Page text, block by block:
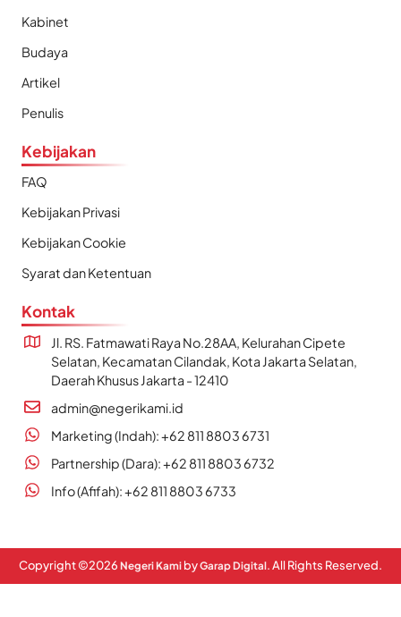
Kabinet
Budaya
Artikel
Penulis
Kebijakan
FAQ
Kebijakan Privasi
Kebijakan Cookie
Syarat dan Ketentuan
Kontak
Jl. RS. Fatmawati Raya No.28AA, Kelurahan Cipete
Selatan, Kecamatan Cilandak, Kota Jakarta Selatan,
Daerah Khusus Jakarta - 12410
admin@negerikami.id
Marketing (Indah): +62 811 8803 6731
Partnership (Dara): +62 811 8803 6732
Info (Afifah): +62 811 8803 6733
Copyright ©2026 Negeri Kami byGarap Digital. All Rights Reserved.